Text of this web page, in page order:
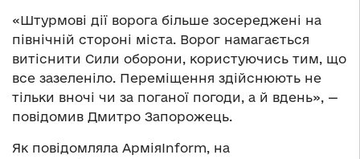
«Штурмові дії ворога більше зосереджені на
північній стороні міста. Ворог намагається
витіснити Сили оборони, користуючись тим, що
все зазеленіло. Переміщення здійснюють не
тільки вночі чи за поганої погоди, а й вдень», —
повідомив Дмитро Запорожець.
Як повідомляла АрміяInform, на